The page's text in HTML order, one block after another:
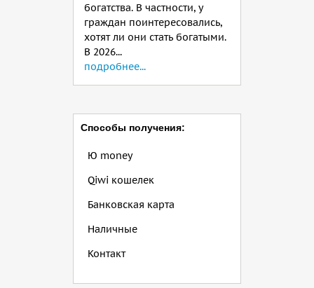
богатства. В частности, у
граждан поинтересовались,
хотят ли они стать богатыми.
В 2026...
подробнее...
Способы получения:
Ю money
Qiwi кошелек
Банковская карта
Наличные
Контакт